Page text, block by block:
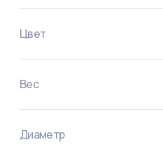
Цвет
Вес
Диаметр